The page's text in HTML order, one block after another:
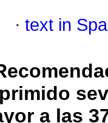
· text in
a las